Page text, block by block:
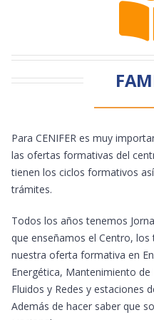
Para CENIFER es muy
las ofertas formativas del
tienen los ciclos formativos
trámites.
Todos los años tenemos
que enseñamos el Centro,
nuestra oferta formativa en
Energética, Mantenimiento
Fluidos y Redes y estaciones
Además de hacer saber que